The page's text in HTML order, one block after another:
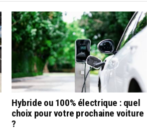
Hybride ou 100% électrique : quel
choix pour votre prochaine voiture
?